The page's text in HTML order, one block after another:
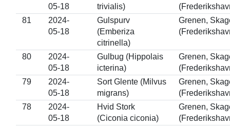
05-18
trivialis)
81
2024-
05-18
Gulspurv
(Emberiza
citrinella)
Grenen,
80
2024-
05-18
Gulbug (Hippolais
icterina)
Grenen,
79
2024-
05-18
Sort Glente (Milvus
migrans)
Grenen,
78
2024-
05-18
Hvid Stork
(Ciconia ciconia)
Grenen,